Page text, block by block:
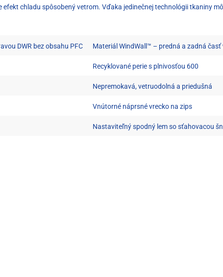
chladu spôsobený vetrom. Vďaka jedinečnej technológii tkaniny
DWR bez obsahu PFC Materiál WindWall™ – predná a zadná
Recyklované perie s plnivosťou 600
Nepremokavá, vetruodolná a priedušná
Vnútorné náprsné vrecko na zips
Nastaviteľný spodný lem so sťahovacou